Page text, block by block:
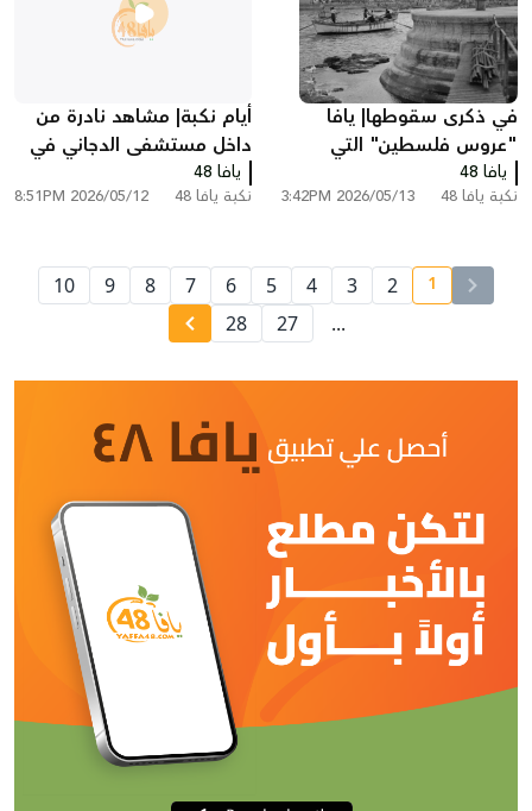
في ذكرى سقوطها| يافا
"عروس فلسطين" التي
حولتها النكبة إلى حي صغير
وهامشيّ
يافا 48
نكبة يافا 48 2026/05/13 3:42PM
أيام نكبة| مشاهد نادرة من
داخل مستشفى الدجاني في
يافا عام 1948
يافا 48
نكبة يافا 48 2026/05/12 8:51PM
current page number1
2
3
4
5
6
7
8
9
10
...
27
28